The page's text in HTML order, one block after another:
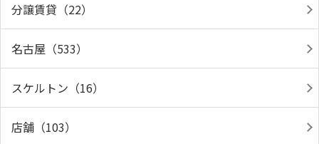
分譲賃貸（22）
名古屋（533）
スケルトン（16）
店舗（103）